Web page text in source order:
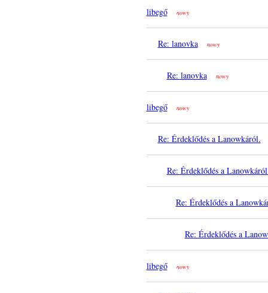
libegő nowy
Re: lanovka nowy
Re: lanovka nowy
libegő nowy
Re: Érdeklődés a Lanowkáról.
Re: Érdeklődés a
Re: Érdeklődés a
Re: Érdeklődés a
libegő nowy